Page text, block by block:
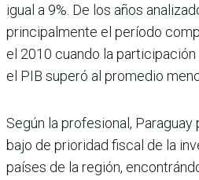
igual a 9%. De los años
principalmente el período
el 2010 cuando la
el PIB superó al promedio
Según la profesional,
bajo de prioridad fiscal de la
países de la región,